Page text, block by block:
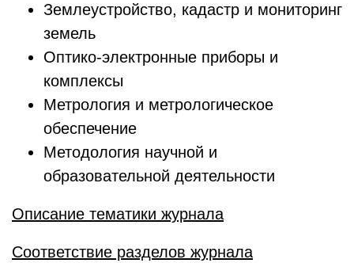
Землеустройство, кадастр и мониторинг
земель
Оптико-электронные приборы и
комплексы
Метрология и метрологическое
обеспечение
Методология научной и
образовательной деятельности
Описание тематики журнала
Соответствие разделов журнала